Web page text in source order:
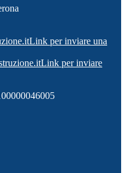
Link per inviare una
Link per inviare